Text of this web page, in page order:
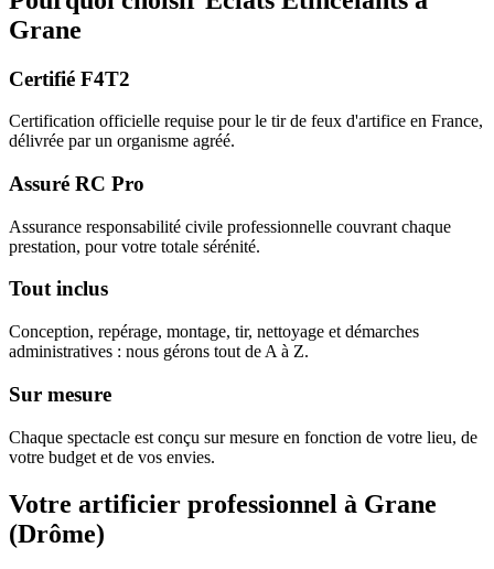
Grane
Certifié F4T2
Certification officielle requise pour le tir de feux d'artifice en France,
délivrée par un organisme agréé.
Assuré RC Pro
Assurance responsabilité civile professionnelle couvrant chaque
prestation, pour votre totale sérénité.
Tout inclus
Conception, repérage, montage, tir, nettoyage et démarches
administratives : nous gérons tout de A à Z.
Sur mesure
Chaque spectacle est conçu sur mesure en fonction de votre lieu, de
votre budget et de vos envies.
Votre artificier professionnel à Grane
(Drôme)